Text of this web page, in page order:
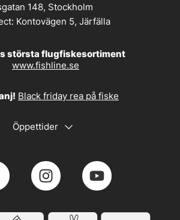
148, Stockholm
Kontovägen 5, Järfälla
största flugfiskesortiment
www.fishline.se
Black friday rea på fiske
Öppettider